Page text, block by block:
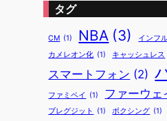
タグ
CM (1) NBA (3) インフ
カメレオン化 (1) キャッシュレス
スマートフォン (2)
ファミペイ (1) ファーウェ
ブレグジット (1) ボクシング (1)